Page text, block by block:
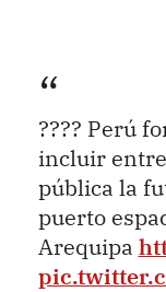
???? Perú
incluir
pública la
puerto
Arequipa